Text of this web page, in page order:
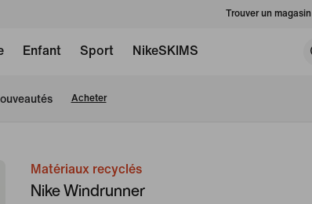
Trouver un magasin
Enfant Sport NikeSKIMS
Acheter
image 1Matériaux recyclés
Nike Windrunner